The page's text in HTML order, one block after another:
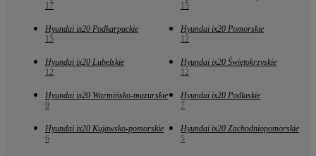
17
15
Hyundai ix20 Podkarpackie
15
Hyundai ix20 Pomorskie
12
Hyundai ix20 Lubelskie
12
Hyundai ix20 Świętokrzyskie
12
Hyundai ix20 Warmińsko-mazurskie
9
Hyundai ix20 Podlaskie
7
Hyundai ix20 Kujawsko-pomorskie
6
Hyundai ix20 Zachodniopomorskie
5